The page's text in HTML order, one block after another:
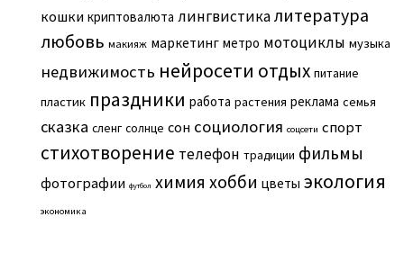
кошки криптовалюта лингвистикалитература
любовь макияж маркетинг метро мотоциклы музыка
недвижимость нейросети отдых питание
пластик праздники работа растения реклама семья
сказка сленг солнце сон социология соцсети спорт
стихотворение телефон традиции фильмы
фотографии футбол химия хобби цветы экология
экономика